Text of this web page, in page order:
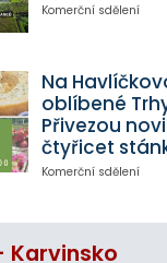
Komerční sdělení
Na
oblíbené
Přivezou
čtyřicet
Komerční sdělení
Karvinsko